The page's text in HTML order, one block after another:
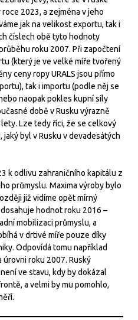
2023, a zejména v jeho
jak na velikost exportu, tak i
číslech obě tyto hodnoty
roku 2007. Při započtení
(který je ve velké míře tvořený
ceny ropy URALS jsou přímo
tak i importu (podle něj se
naopak pokles kupní síly
době v Rusku výrazně
Lze tedy říci, že se celkový
byl v Rusku v devadesátých
k odlivu zahraničního kapitálu z
průmyslu. Maxima výroby bylo
již vidíme opět mírný
hodnot roku 2016 –
mobilizaci průmyslu, a
v drtivé míře pouze díky
Odpovídá tomu například
roku 2007. Ruský
ve stavu, kdy by dokázal
a velmi by mu pomohlo,